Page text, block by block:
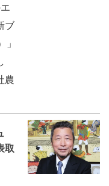
ブ
」
農
取